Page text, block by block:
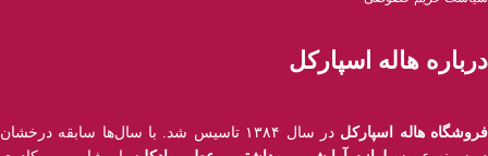
درباره هاله اسپارکل
فروشگاه هاله اسپارکل
در سال ۱۳۸۴ تاسیس شد. با سال‌ها سابقه درخشان